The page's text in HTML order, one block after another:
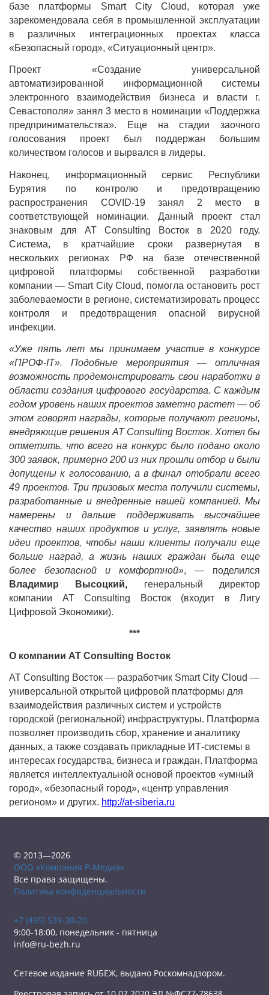
базе платформы Smart City Cloud, которая уже
зарекомендовала себя в промышленной эксплуатации
в различных интеграционных проектах класса
«Безопасный город», «Ситуационный центр».
Проект «Создание универсальной
автоматизированной информационной системы
электронного взаимодействия бизнеса и власти г.
Севастополя» занял 3 место в номинации «Поддержка
предпринимательства». Еще на стадии заочного
голосования проект был поддержан большим
количеством голосов и вырвался в лидеры.
Наконец, информационный сервис Республики
Бурятия по контролю и предотвращению
распространения COVID-19 занял 2 место в
соответствующей номинации. Данный проект стал
знаковым для AT Consulting Восток в 2020 году.
Система, в кратчайшие сроки развернутая в
нескольких регионах РФ на базе отечественной
цифровой платформы собственной разработки
компании — Smart City Cloud, помогла остановить рост
заболеваемости в регионе, систематизировать процесс
контроля и предотвращения опасной вирусной
инфекции.
«Уже пять лет мы принимаем участие в конкурсе
«ПРОФ-IT». Подобные мероприятия — отличная
возможность продемонстрировать свои наработки в
области создания цифрового государства. С каждым
годом уровень наших проектов заметно растет — об
этом говорят награды, которые получают регионы,
внедряющие решения AT Consulting Восток. Хотел бы
отметить, что всего на конкурс было подано около
300 заявок, примерно 200 из них прошли отбор и были
допущены к голосованию, а в финал отобрали всего
49 проектов. Три призовых места получили системы,
разработанные и внедренные нашей компанией. Мы
намерены и дальше поддерживать высочайшее
качество наших продуктов и услуг, заявлять новые
идеи проектов, чтобы наши клиенты получали еще
больше наград, а жизнь наших граждан была еще
более безопасной и комфортной», — поделился
Владимир Высоцкий, генеральный директор
компании AT Consulting Восток (входит в Лигу
Цифровой Экономики).
***
О компании AT Consulting Восток
AT Consulting Восток — разработчик Smart City Cloud —
универсальной открытой цифровой платформы для
взаимодействия различных систем и устройств
городской (региональной) инфраструктуры. Платформа
позволяет производить сбор, хранение и аналитику
данных, а также создавать прикладные ИТ-системы в
интересах государства, бизнеса и граждан. Платформа
является интеллектуальной основой проектов «умный
город», «безопасный город», «центр управления
регионом» и других. http://at-siberia.ru
© 2013—2026
ООО «Компания Р-Медиа»
Все права защищены.
Политика конфиденциальности
+7 (495) 539-30-20
9:00-18:00, понедельник - пятница
info@ru-bezh.ru
Сетевое издание RUБЕЖ, выдано Роскомнадзором.